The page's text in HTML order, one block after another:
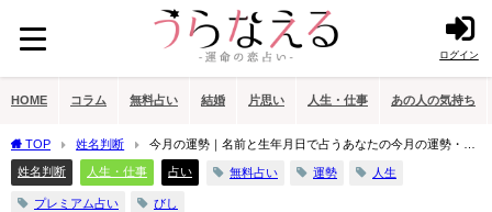
ログイン
HOME コラム 無料占い 結婚 片思い 人生・仕事 あの人の気持ち
TOP 姓名判断
今月の運勢｜名前と生年月日で占うあなたの今月の運勢・完
全無料
姓名判断 人生・仕事 占い 無料占い 運勢 人生
プレミアム占い びし